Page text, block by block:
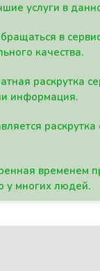
услуги в
в
качества.
раскрутка
информация.
временем
у многих людей.